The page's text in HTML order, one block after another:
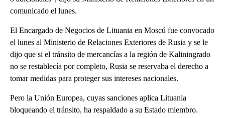
comunicado el lunes.
El Encargado de Negocios de Lituania en Moscú fue convocado
el lunes al Ministerio de Relaciones Exteriores de Rusia y se le
dijo que si el tránsito de mercancías a la región de Kaliningrado
no se restablecía por completo, Rusia se reservaba el derecho a
tomar medidas para proteger sus intereses nacionales.
Pero la Unión Europea, cuyas sanciones aplica Lituania
bloqueando el tránsito, ha respaldado a su Estado miembro.